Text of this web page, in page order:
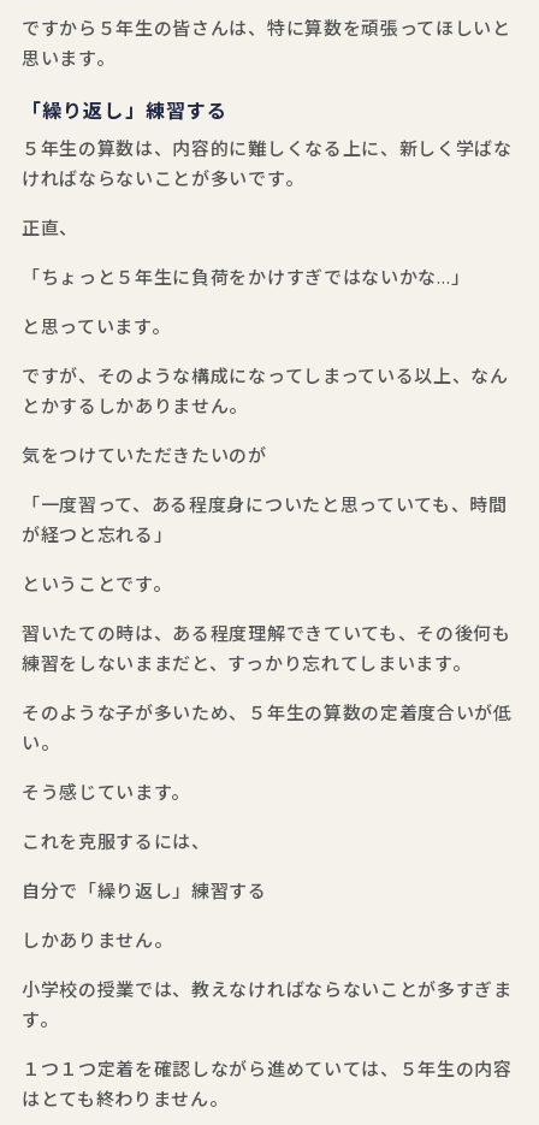
ですから５年生の皆さんは、特に算数を頑張ってほしいと
思います。
「繰り返し」練習する
５年生の算数は、内容的に難しくなる上に、新しく学ばな
ければならないことが多いです。
正直、
「ちょっと５年生に負荷をかけすぎではないかな…」
と思っています。
ですが、そのような構成になってしまっている以上、なん
とかするしかありません。
気をつけていただきたいのが
「一度習って、ある程度身についたと思っていても、時間
が経つと忘れる」
ということです。
習いたての時は、ある程度理解できていても、その後何も
練習をしないままだと、すっかり忘れてしまいます。
そのような子が多いため、５年生の算数の定着度合いが低
い。
そう感じています。
これを克服するには、
自分で「繰り返し」練習する
しかありません。
小学校の授業では、教えなければならないことが多すぎま
す。
１つ１つ定着を確認しながら進めていては、５年生の内容
はとても終わりません。